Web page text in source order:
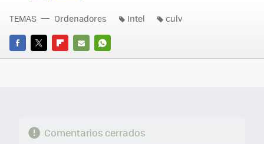
FACEBOOK
TWITTERFLIPBOARD
E-
WHATSAPP
TEMAS Ordenadores Intel culv
Comentarios cerrados